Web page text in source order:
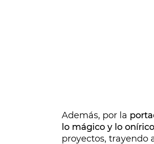
Además, por la
lo mágico y lo onírico
proyectos, trayendo